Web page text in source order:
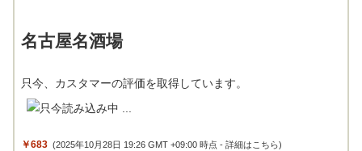
名古屋名酒場
只今、カスタマーの評価を取得しています。
￥683 (2025年10月28日 19:26 GMT +09:00 時点 -詳細はこちら)